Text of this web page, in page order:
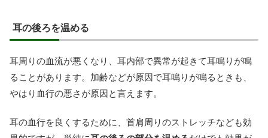
耳の後ろを温める
耳周りの血流が悪くなり、耳内部で異常が起きて耳鳴りが鳴
ることがあります。加齢などが原因で耳鳴りが鳴るときも、
やはり血行の悪さが原因と言えます。
耳の血行を良くするために、首肩周りのストレッチなども効